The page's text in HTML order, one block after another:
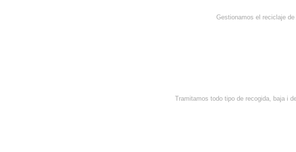
Gestionamos el reciclaje
Tramitamos todo tipo de recogida, baja i